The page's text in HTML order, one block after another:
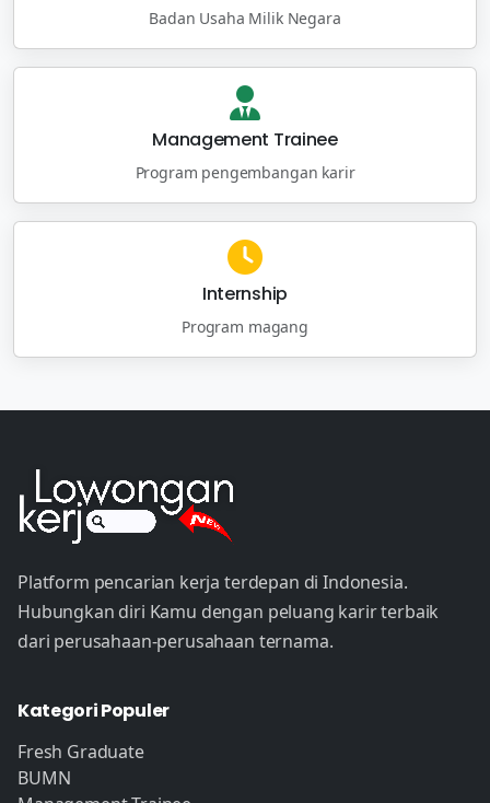
Badan Usaha Milik Negara
Management Trainee
Program pengembangan karir
Internship
Program magang
Platform pencarian kerja terdepan di Indonesia.
Hubungkan diri Kamu dengan peluang karir terbaik
dari perusahaan-perusahaan ternama.
Kategori Populer
Fresh Graduate
BUMN